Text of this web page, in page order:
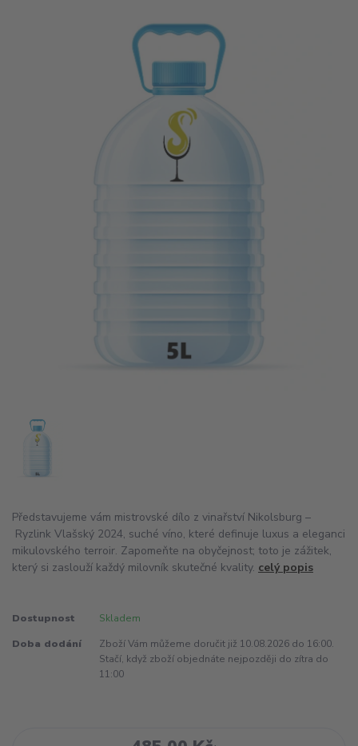
Představujeme vám mistrovské dílo z vinařství Nikolsburg –
Ryzlink Vlašský 2024, suché víno, které definuje luxus a eleganci
mikulovského terroir. Zapomeňte na obyčejnost; toto je zážitek,
který si zaslouží každý milovník skutečné kvality. celý popis
Dostupnost Skladem
Doba dodání
Zboží Vám můžeme doručit již 10.08.2026 do 16:00.
Stačí, když zboží objednáte nejpozději do zítra do
11:00